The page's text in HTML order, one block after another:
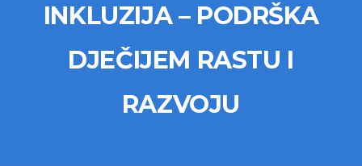
INKLUZIJA – PODRŠKA
DJEČIJEM RASTU I
RAZVOJU